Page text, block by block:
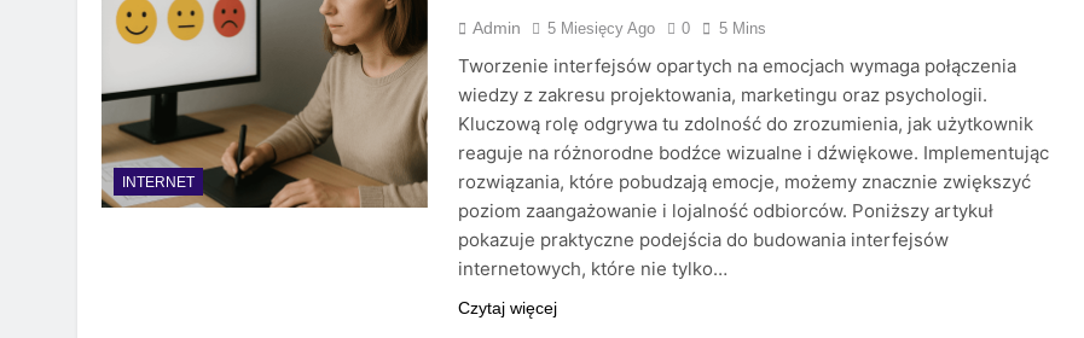
INTERNET
Admin 5 Miesięcy Ago 0 5 Mins
Tworzenie interfejsów opartych na emocjach wymaga połączenia
wiedzy z zakresu projektowania, marketingu oraz psychologii.
Kluczową rolę odgrywa tu zdolność do zrozumienia, jak użytkownik
reaguje na różnorodne bodźce wizualne i dźwiękowe. Implementując
rozwiązania, które pobudzają emocje, możemy znacznie zwiększyć
poziom zaangażowanie i lojalność odbiorców. Poniższy artykuł
pokazuje praktyczne podejścia do budowania interfejsów
internetowych, które nie tylko…
Czytaj więcej